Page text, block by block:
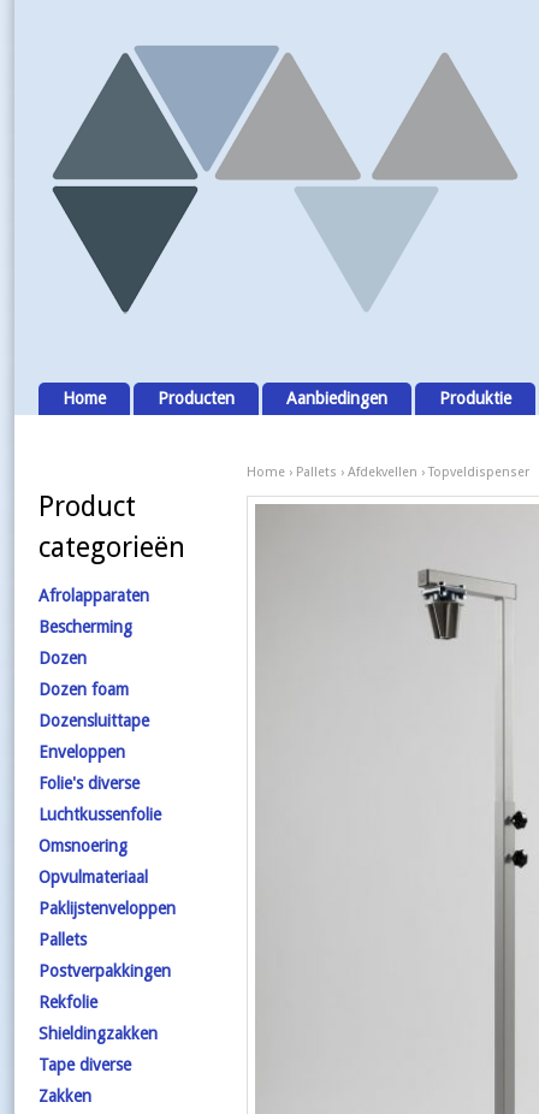
Home Producten Aanbiedingen Produktie
Home› Pallets › Afdekvellen › Topveldispenser
Product
categorieën
Afrolapparaten
Bescherming
Dozen
Dozen foam
Dozensluittape
Enveloppen
Folie's diverse
Luchtkussenfolie
Omsnoering
Opvulmateriaal
Paklijstenveloppen
Pallets
Postverpakkingen
Rekfolie
Shieldingzakken
Tape diverse
Zakken